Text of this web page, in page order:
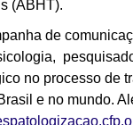
(ABHT).
de
no processo de
e no mundo.